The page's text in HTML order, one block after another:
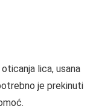
lica, usana
je prekinuti